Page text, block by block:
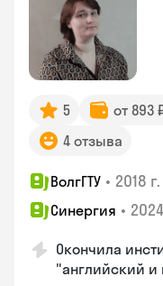
5 от 893
4 отзыва
ВолгГТУ • 2018 г.
Синергия •
Окончила
"английский